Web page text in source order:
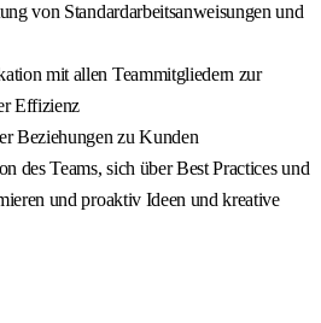
von Standardarbeitsanweisungen und
mit allen Teammitgliedern zur
Effizienz
Beziehungen zu Kunden
des Teams, sich über Best Practices und
und proaktiv Ideen und kreative